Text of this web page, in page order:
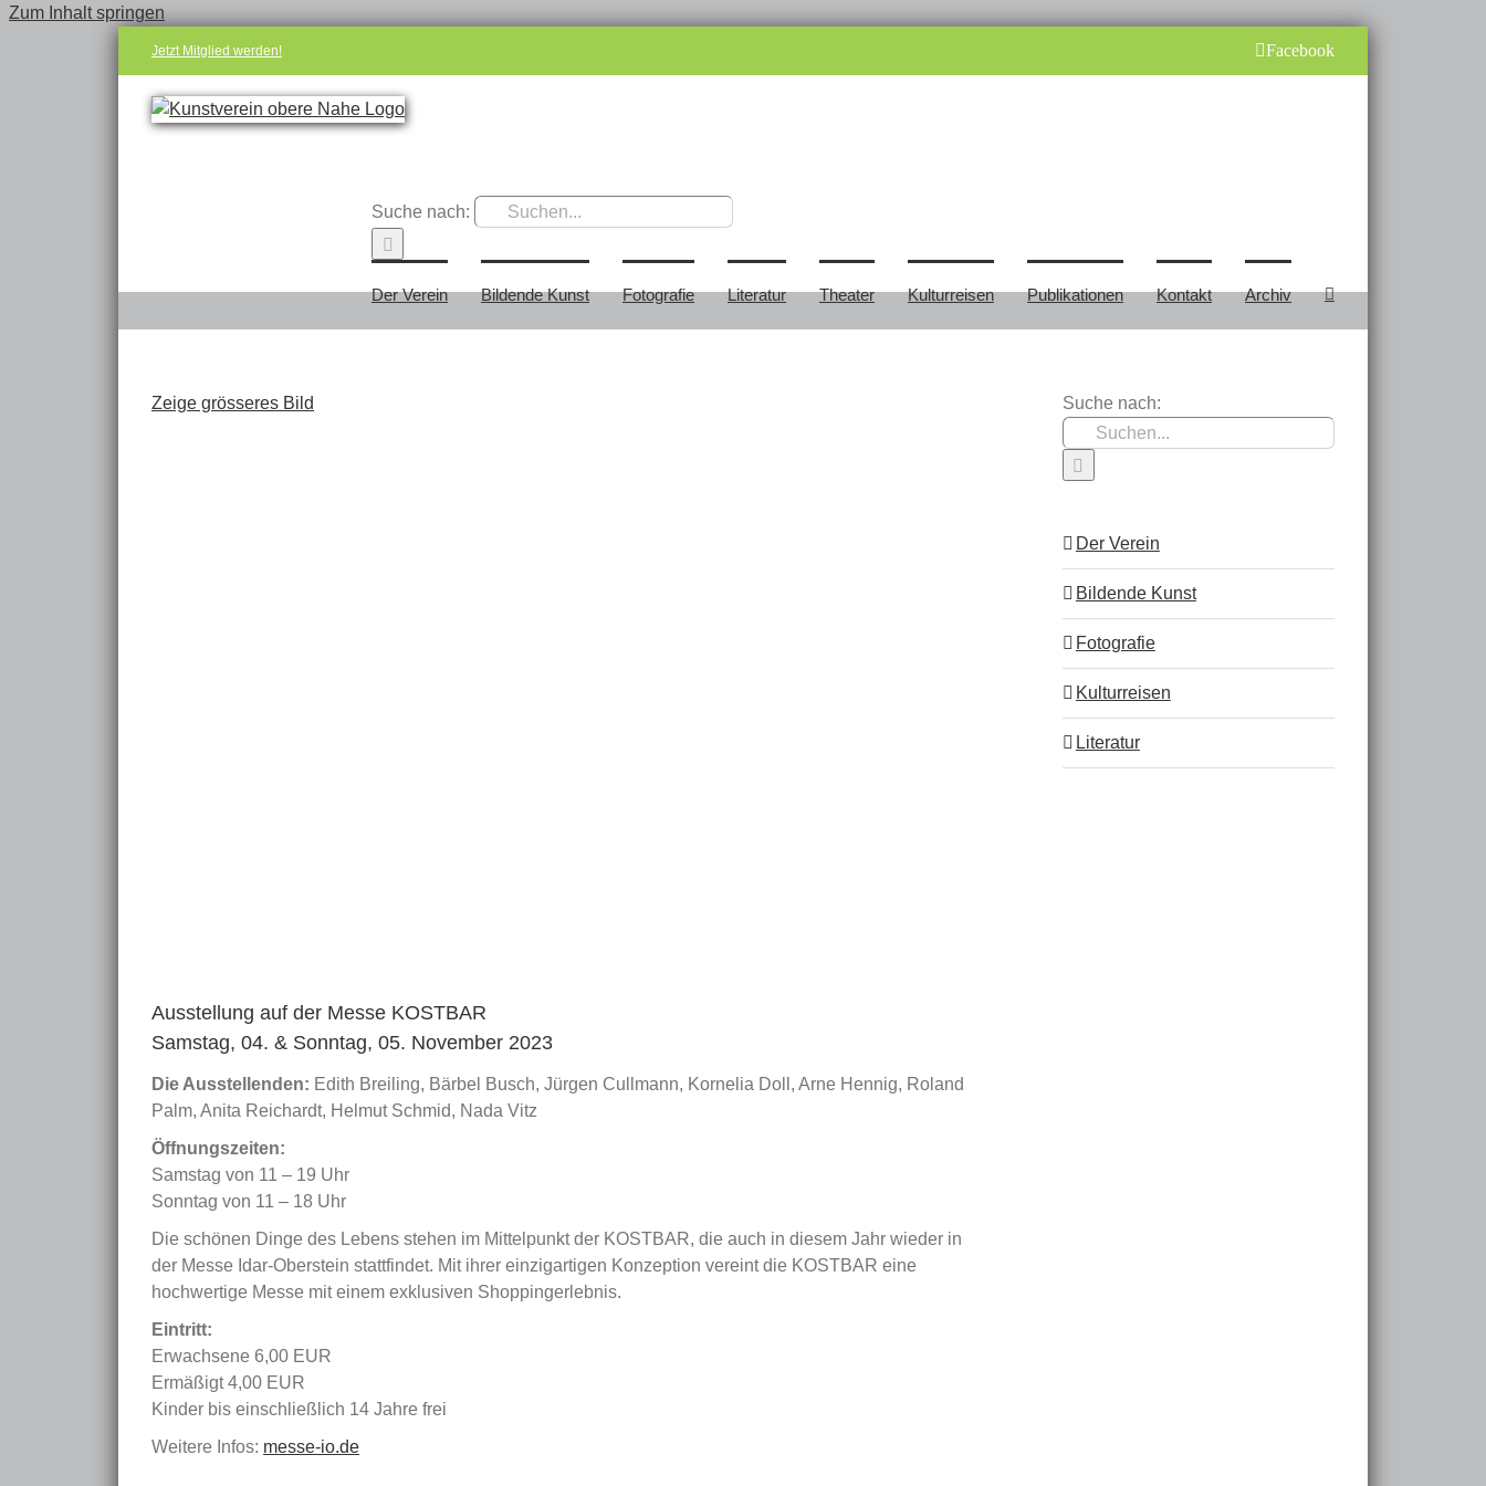
Zum Inhalt springen
Jetzt Mitglied werden! Facebook
Suche nach:
Der Verein Bildende Kunst Fotografie Literatur Theater Kulturreisen Publikationen Kontakt Archiv
Zeige grösseres Bild
Ausstellung auf der Messe KOSTBAR
Samstag, 04. & Sonntag, 05. November 2023
Die Ausstellenden: Edith Breiling, Bärbel Busch, Jürgen Cullmann, Kornelia Doll, Arne Hennig, Roland
Palm, Anita Reichardt, Helmut Schmid, Nada Vitz
Öffnungszeiten:
Samstag von 11 – 19 Uhr
Sonntag von 11 – 18 Uhr
Die schönen Dinge des Lebens stehen im Mittelpunkt der KOSTBAR, die auch in diesem Jahr wieder in
der Messe Idar-Oberstein stattfindet. Mit ihrer einzigartigen Konzeption vereint die KOSTBAR eine
hochwertige Messe mit einem exklusiven Shoppingerlebnis.
Eintritt:
Erwachsene 6,00 EUR
Ermäßigt 4,00 EUR
Kinder bis einschließlich 14 Jahre frei
Weitere Infos: messe-io.de
Suche nach:
Der Verein
Bildende Kunst
Fotografie
Kulturreisen
Literatur